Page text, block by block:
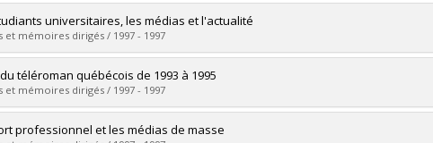
le document dans Papyrus
:Parent, Simon-Yves
Master's
:M. Sc.
le document dans Papyrus
universitaires, les médias et l'actualité
et mémoires dirigés / 1997 - 1997
:Thibeault, Julie
Master's
:M. Sc.
le document dans Papyrus
téléroman québécois de 1993 à 1995
et mémoires dirigés / 1997 - 1997
:Goudreau, Nathalie
professionnel et les médias de masse